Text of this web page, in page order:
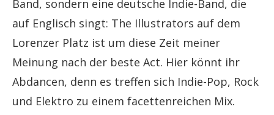
Band, sondern eine deutsche Indie-Band, die
auf Englisch singt: The Illustrators auf dem
Lorenzer Platz ist um diese Zeit meiner
Meinung nach der beste Act. Hier könnt ihr
Abdancen, denn es treffen sich Indie-Pop, Rock
und Elektro zu einem facettenreichen Mix.